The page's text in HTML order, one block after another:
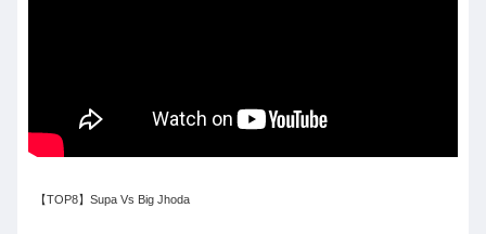
【TOP8】Supa Vs Big Jhoda